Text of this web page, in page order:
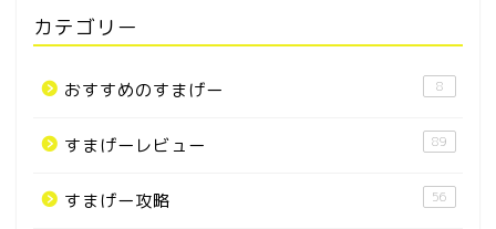
カテゴリー
おすすめのすまげー 8
すまげーレビュー 89
すまげー攻略 56